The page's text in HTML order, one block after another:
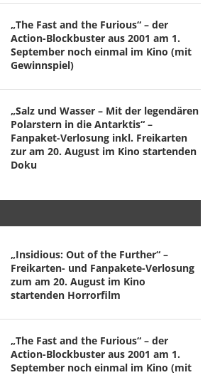
„The Fast and the Furious“ – der
Action-Blockbuster aus 2001 am 1.
September noch einmal im Kino (mit
Gewinnspiel)
„Salz und Wasser – Mit der legendären
Polarstern in die Antarktis“ –
Fanpaket-Verlosung inkl. Freikarten
zur am 20. August im Kino startenden
Doku
„Insidious: Out of the Further“ –
Freikarten- und Fanpakete-Verlosung
zum am 20. August im Kino
startenden Horrorfilm
„The Fast and the Furious“ – der
Action-Blockbuster aus 2001 am 1.
September noch einmal im Kino (mit